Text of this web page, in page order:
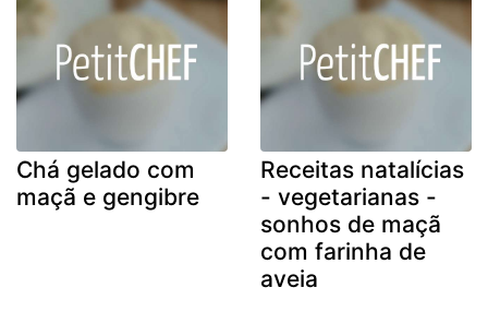
Chá gelado com
maçã e gengibre
Receitas natalícias
- vegetarianas -
sonhos de maçã
com farinha de
aveia